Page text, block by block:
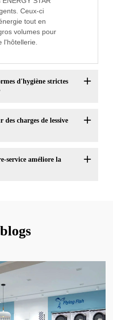
Ceux-ci
tout en
volumes pour
l'hôtellerie.
d'hygiène strictes
des charges de lessive
service améliore la